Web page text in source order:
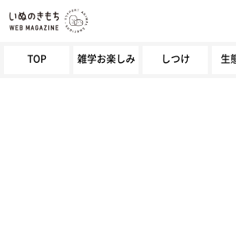
TOP 雑学お楽しみ しつけ 生